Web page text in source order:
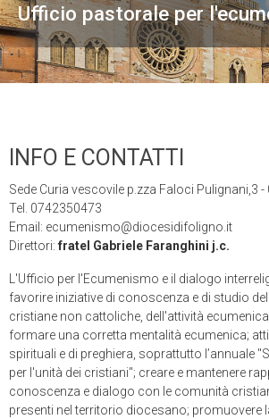
Ufficio pastorale per
INFO E CONTATTI
Sede Curia vescovile p.zza Faloci Pulignani,3
Tel. 0742350473
Email: ecumenismo@diocesidifoligno.it
Direttori: fratel Gabriele Faranghini j.c.
L'Ufficio per l'Ecumenismo e il dialogo
favorire iniziative di conoscenza e di studio
cristiane non cattoliche, dell'attività ecumenica
formare una corretta mentalità ecumenica;
spirituali e di preghiera, soprattutto l’annuale
per l'unità dei cristiani"; creare e mantenere
conoscenza e dialogo con le comunità
presenti nel territorio diocesano; promuovere